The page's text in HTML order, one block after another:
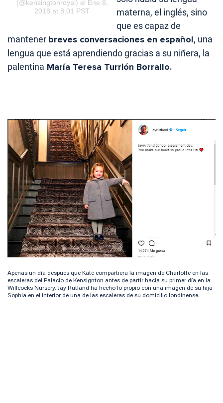
(@kensingtonroyal) el Ene 8,
2018 at 8:01 PST
materna, el inglés, sino
que es capaz de
mantener breves conversaciones en español, una
lengua que está aprendiendo gracias a su niñera, la
palentina María Teresa Turrión Borrallo.
Apenas un día después que Kate compartiera la imagen de Charlotte en las
escaleras del Palacio de Kensignton antes de partir hacia su primer día en la
Willcocks Nursery, Jay Rutland ha hecho lo propio con una imagen de su hija
Sophia en el interior de una de las escaleras de su domicilio londinense.